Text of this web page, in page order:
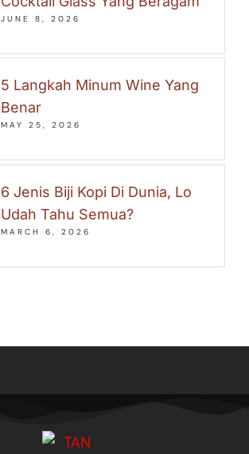
JUNE 8, 2026
5 Langkah Minum Wine Yang
Benar
MAY 25, 2026
6 Jenis Biji Kopi Di Dunia, Lo
Udah Tahu Semua?
MARCH 6, 2026